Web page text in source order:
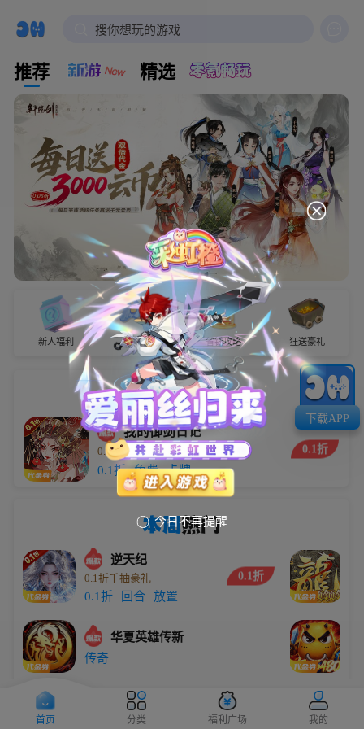
搜你想玩的游戏
推荐 精选
新人福利 试玩有奖 省钱攻略 狂送豪礼
小编推荐
我的御剑日记
0.1折每日送6480
5.9万
0.1折
免费 卡牌
0.1折
本周热门
逆天纪
0.1折千抽豪礼
0.1折 回合 放置
0.1折
华夏英雄传新
传奇
大圣
0.1折无限代金买断版 0.1折
下载APP
 今日不再提醒
首页 分类 福利广场 我的